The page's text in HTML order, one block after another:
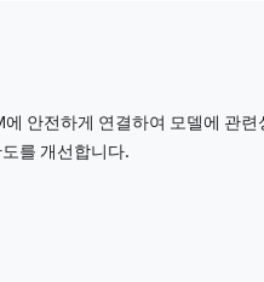
안전하게 연결하여 모델에 관
를 개선합니다.